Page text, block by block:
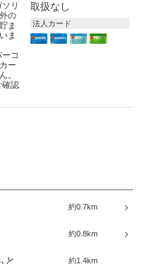
リ
の
ま
ま
コ
ー
。
確認
取扱なし
法人カード
約0.7km
約0.8km
約1.4km
と